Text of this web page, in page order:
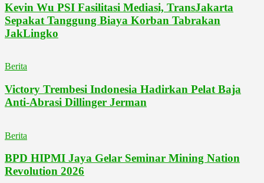
Kevin Wu PSI Fasilitasi Mediasi, TransJakarta
Sepakat Tanggung Biaya Korban Tabrakan
JakLingko
Berita
Victory Trembesi Indonesia Hadirkan Pelat Baja
Anti-Abrasi Dillinger Jerman
Berita
BPD HIPMI Jaya Gelar Seminar Mining Nation
Revolution 2026